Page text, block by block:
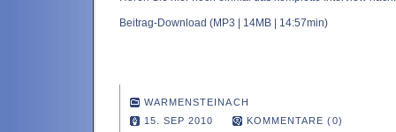
Beitrag-Download (MP3 | 14MB | 14:57min)
WARMENSTEINACH
15. SEP 2010
KOMMENTARE (0)